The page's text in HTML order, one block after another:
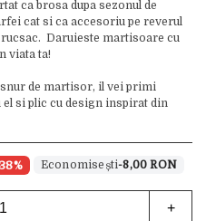
ca brosa dupa sezonul de
cat si ca accesoriu pe reverul
Daruieste martisoare cu
viata ta!
de martisor, il vei primi
si plic cu design inspirat din
-8,00 RON
+